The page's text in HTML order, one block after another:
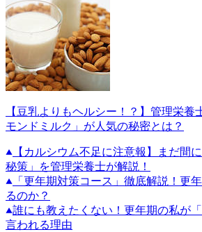
【豆乳よりもヘルシー！？】管理栄養
モンドミルク」が人気の秘密とは？
【カルシウム不足に注意報】まだ間
秘策」を管理栄養士が解説！
「更年期対策コース」徹底解説！更
るのか？
誰にも教えたくない！更年期の私が
言われる理由